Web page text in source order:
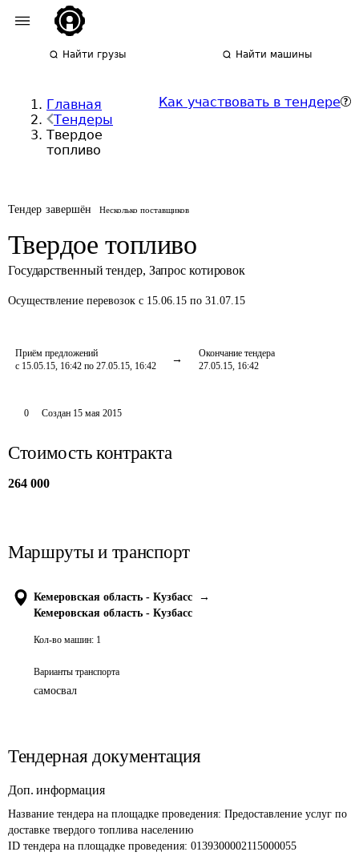
Найти грузы Найти машины
Главная
Тендеры
Твердое
топливо
Как участвовать в тендере
Тендер завершён Несколько поставщиков
Твердое топливо
Государственный тендер, Запрос котировок
Осуществление перевозок с 15.06.15 по 31.07.15
Приём предложений
с 15.05.15, 16:42 по 27.05.15, 16:42
Окончание тендера
27.05.15, 16:42
0 Создан 15 мая 2015
Стоимость контракта
264 000
Маршруты и транспорт
Кемеровская область - Кузбасс
→
Кемеровская область - Кузбасс
Кол-во машин: 1
Варианты транспорта
самосвал
Тендерная документация
Доп. информация
Название тендера на площадке проведения: Предоставление услуг по
доставке твердого топлива населению
ID тендера на площадке проведения: 0139300002115000055